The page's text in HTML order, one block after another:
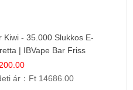
Kiwi - 35.000 Slukkos E-
| IBVape Bar Friss
Ízek
ár： Ft 14686.00